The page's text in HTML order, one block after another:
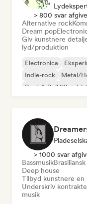
> 800 svar
Alternative rock
Dream pop
Giv kunstnere
lyd/produktion
Electronica
Indie-rock
Metal/
Rock & Roll/Klassisk
> 1000 svar
Bassmusik
Deep house
Tilbyd kunstnere en
Underskriv
musik